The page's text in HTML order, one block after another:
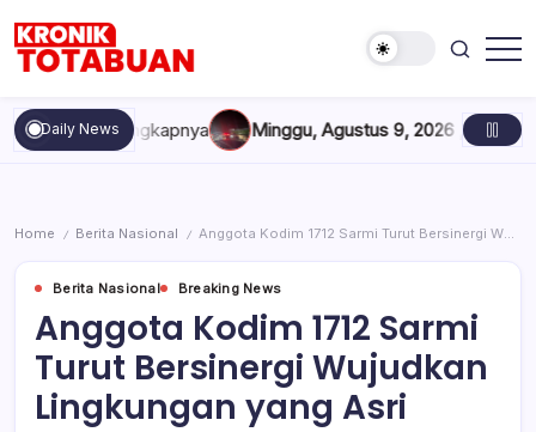
content
Totabuan
hari
ini
Kronik
Daily News
Lengkapnya Minggu, Agustus 9, 2026 , 11:23 PM Data
Home / Berita Nasional / Anggota Kodim 1712 Sarmi Turut Bersinergi Wujudkan Lingkungan yang Asri
Berita Nasional Breaking News
Anggota Kodim 1712 Sarmi
Turut Bersinergi Wujudkan
Lingkungan yang Asri